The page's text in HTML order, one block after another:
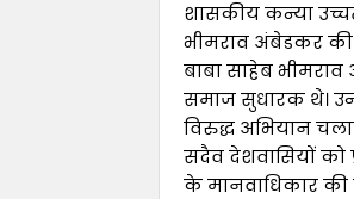
शासकीय कन्या
भीमराव अंबेडकर की
बाबा साहेब भीमराव
समाज सुधारक थे।
विरुद्ध अभियान
सदैव देशवासियों को
के मानवाधिकार की